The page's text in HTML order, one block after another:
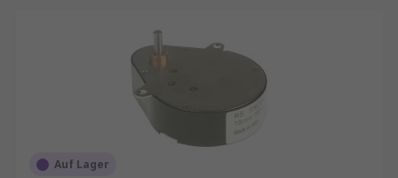
Sie übertragen Drehmoment und Drehzahl von
einer Welle auf eine andere, durch Formschluss
der im Eingriff befindlichen Zähne. Drehmomente
und Drehzahlen können dadurch verändert
werden, indem zwei unterschiedlich große
Zahnräder mit unterschiedlicher Zähnezahl in
einem Zahnradpaar kombiniert werden.
Auf Lager